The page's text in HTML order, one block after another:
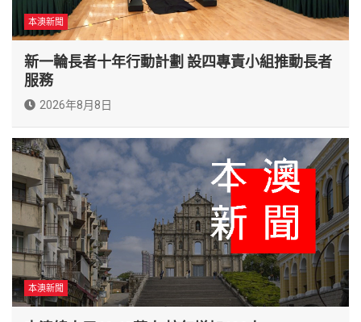
本澳新聞
新一輪長者十年行動計劃 設四專責小組推動長者
服務
2026年8月8日
本澳新聞